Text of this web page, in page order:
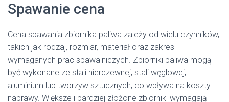
Spawanie cena
Cena spawania zbiornika paliwa zależy od wielu czynników,
takich jak rodzaj, rozmiar, materiał oraz zakres
wymaganych prac spawalniczych. Zbiorniki paliwa mogą
być wykonane ze stali nierdzewnej, stali węglowej,
aluminium lub tworzyw sztucznych, co wpływa na koszty
naprawy. Większe i bardziej złożone zbiorniki wymagają